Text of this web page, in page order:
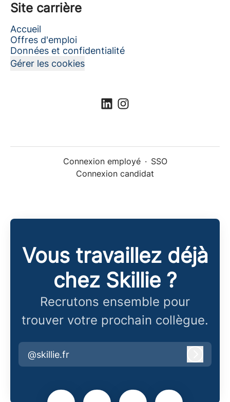
Site carrière
Accueil
Offres d'emploi
Données et confidentialité
Gérer les cookies
Connexion employé · SSO
Connexion candidat
Vous travaillez déjà
chez Skillie ?
Recrutons ensemble pour
trouver votre prochain collègue.
@skillie.fr